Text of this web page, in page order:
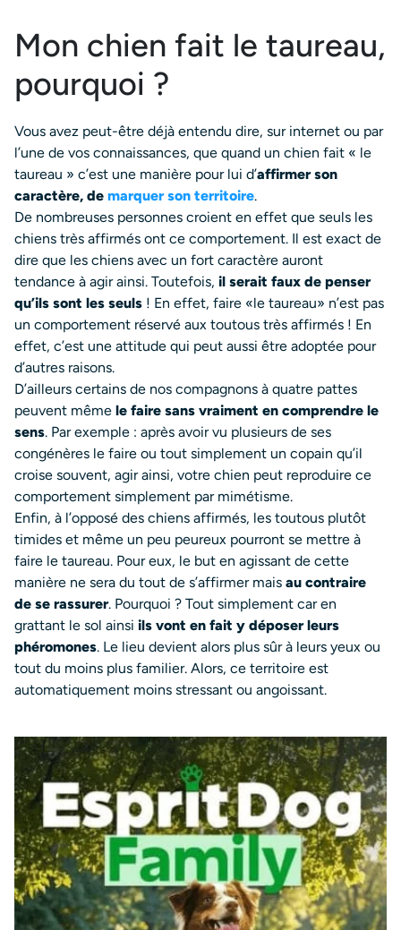
Mon chien fait le taureau,
pourquoi ?
Vous avez peut-être déjà entendu dire, sur internet ou par
l’une de vos connaissances, que quand un chien fait « le
taureau » c’est une manière pour lui d’affirmer son
caractère, de marquer son territoire.
De nombreuses personnes croient en effet que seuls les
chiens très affirmés ont ce comportement. Il est exact de
dire que les chiens avec un fort caractère auront
tendance à agir ainsi. Toutefois, il serait faux de penser
qu’ils sont les seuls ! En effet, faire «le taureau» n’est pas
un comportement réservé aux toutous très affirmés ! En
effet, c’est une attitude qui peut aussi être adoptée pour
d’autres raisons.
D’ailleurs certains de nos compagnons à quatre pattes
peuvent même le faire sans vraiment en comprendre le
sens. Par exemple : après avoir vu plusieurs de ses
congénères le faire ou tout simplement un copain qu’il
croise souvent, agir ainsi, votre chien peut reproduire ce
comportement simplement par mimétisme.
Enfin, à l’opposé des chiens affirmés, les toutous plutôt
timides et même un peu peureux pourront se mettre à
faire le taureau. Pour eux, le but en agissant de cette
manière ne sera du tout de s’affirmer mais au contraire
de se rassurer. Pourquoi ? Tout simplement car en
grattant le sol ainsi ils vont en fait y déposer leurs
phéromones. Le lieu devient alors plus sûr à leurs yeux ou
tout du moins plus familier. Alors, ce territoire est
automatiquement moins stressant ou angoissant.